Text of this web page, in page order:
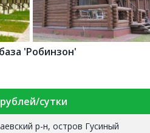
'Робинзон'
сутки
р-н, остров Гусиный